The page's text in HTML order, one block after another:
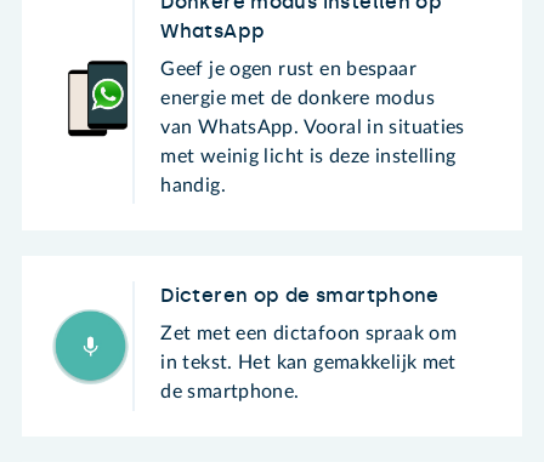
WhatsApp
Geef je ogen rust en bespaar
energie met de donkere modus
van WhatsApp. Vooral in situaties
met weinig licht is deze instelling
handig.
Dicteren op de smartphone
Zet met een dictafoon spraak om
in tekst. Het kan gemakkelijk met
de smartphone.